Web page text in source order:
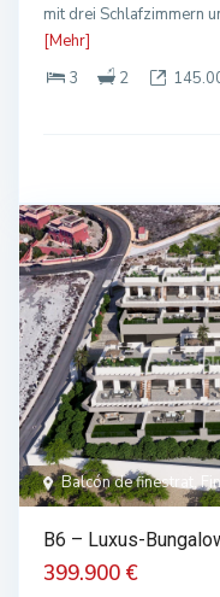
mit drei Schlafzimmern
[Mehr]
3
2
Balcón de finestrat,
B6 – Luxus-
399.900 €